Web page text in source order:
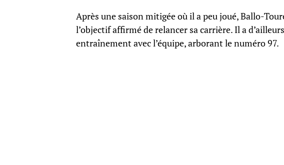
Après une saison mitigée où il a peu joué, Ballo-
l’objectif affirmé de relancer sa carrière. Il a
entraînement avec l’équipe, arborant le numéro 97.